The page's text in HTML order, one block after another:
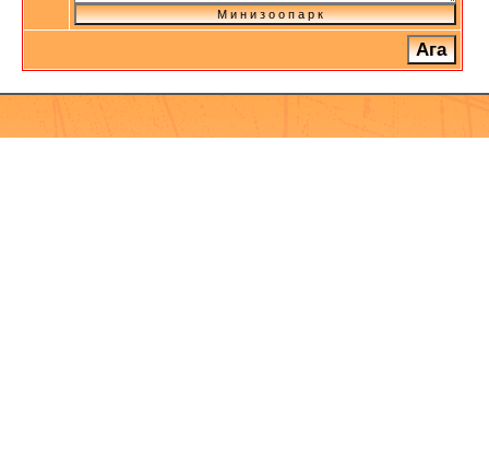
М и н и з о о п а р к